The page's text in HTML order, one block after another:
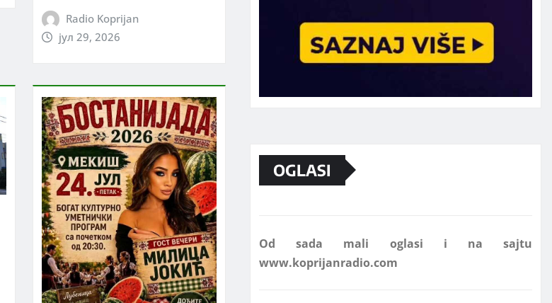
Radio Koprijan
јул 29, 2026
OGLASI
Marketing telefon 062 463 002